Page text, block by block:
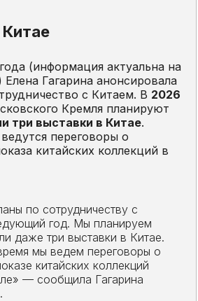
(информация актуальна на
Елена Гагарина анонсировала
с Китаем. В 2026
Кремля планируют
три выставки в Китае.
переговоры о
китайских коллекций в
по сотрудничеству с
год. Мы планируем
даже три выставки в Китае.
мы ведем переговоры о
китайских коллекций
— сообщила Гагарина